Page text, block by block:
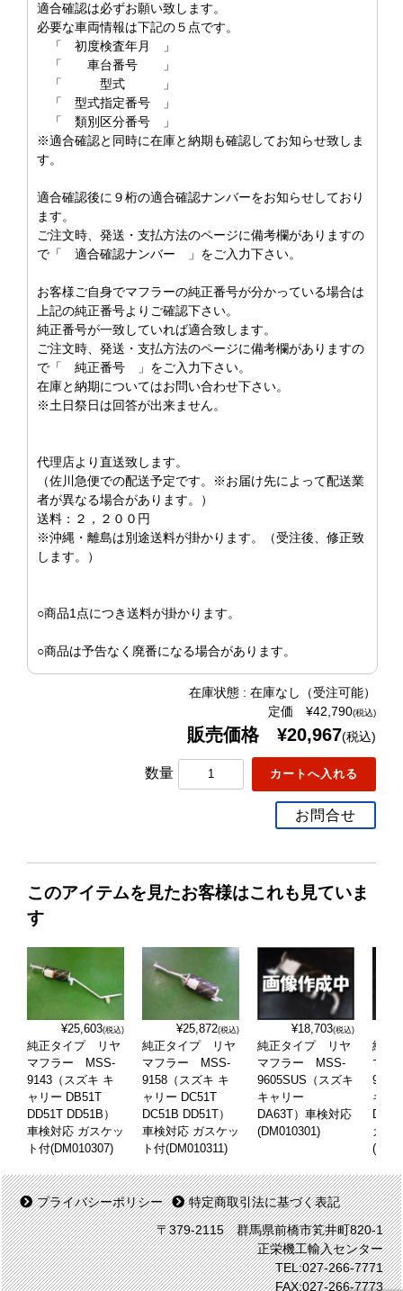
適合確認は必ずお願い致します。
必要な車両情報は下記の５点です。
「 初度検査年月 」
「 車台番号 」
「 型式 」
「 型式指定番号 」
「 類別区分番号 」
※適合確認と同時に在庫と納期も確認してお知らせ致しま
す。
適合確認後に９桁の適合確認ナンバーをお知らせしており
ます。
ご注文時、発送・支払方法のページに備考欄がありますの
で「 適合確認ナンバー 」をご入力下さい。
お客様ご自身でマフラーの純正番号が分かっている場合は
上記の純正番号よりご確認下さい。
純正番号が一致していれば適合致します。
ご注文時、発送・支払方法のページに備考欄がありますの
で「 純正番号 」をご入力下さい。
在庫と納期についてはお問い合わせ下さい。
※土日祭日は回答が出来ません。
代理店より直送致します。
（佐川急便での配送予定です。※お届け先によって配送業
者が異なる場合があります。）
送料：２，２００円
※沖縄・離島は別途送料が掛かります。（受注後、修正致
します。）
○商品1点につき送料が掛かります。
○商品は予告なく廃番になる場合があります。
在庫状態 : 在庫なし（受注可能）
定価 ¥42,790(税込)
販売価格 ¥20,967(税込)
数量
お問合せ
このアイテムを見たお客様はこれも見ていま
す
¥25,603(税込)
純正タイプ リヤ
マフラー MSS-
9143（スズキ キ
ャリー DB51T
DD51T DD51B）
車検対応 ガスケッ
ト付(DM010307)
¥25,872(税込)
純正タイプ リヤ
マフラー MSS-
9158（スズキ キ
ャリー DC51T
DC51B DD51T）
車検対応 ガスケッ
ト付(DM010311)
¥18,703(税込)
純正タイプ リヤ
マフラー MSS-
9605SUS（スズキ
キャリー
DA63T）車検対応
(DM010301)
純正
マフ
キャ
ガス
プライバシーポリシー
特定商取引法に基づく表記
〒379-2115 群馬県前橋市笂井町820-1
正栄機工輸入センター
TEL:027-266-7771
FAX:027-266-7773